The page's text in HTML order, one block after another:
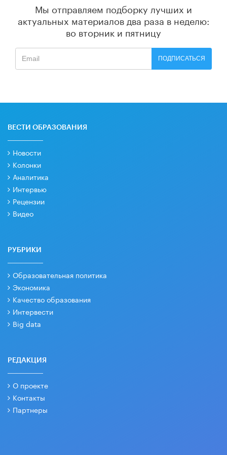
Мы отправляем подборку лучших и
актуальных материалов два раза в неделю:
во вторник и пятницу
ПОДПИСАТЬСЯ
ВЕСТИ ОБРАЗОВАНИЯ
Новости
Колонки
Аналитика
Интервью
Рецензии
Видео
РУБРИКИ
Образовательная политика
Экономика
Качество образования
Интервести
Big data
РЕДАКЦИЯ
О проекте
Контакты
Партнеры